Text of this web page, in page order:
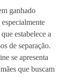
ganhado
estabelece a
de separação.
se apresenta
que buscam